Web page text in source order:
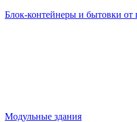
Блок-контейнеры и бытовки от
Модульные здания